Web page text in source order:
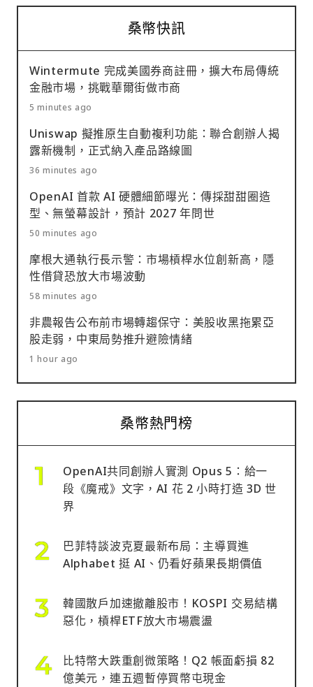
桑幣快訊
Wintermute 完成美國券商註冊，擴大布局傳統
金融市場，挑戰華爾街做市商
5 minutes ago
Uniswap 擬推原生自動複利功能：聯合創辦人揭
露新機制，正式納入產品路線圖
36 minutes ago
OpenAI 首款 AI 硬體細節曝光：傳採甜甜圈造
型、無螢幕設計，預計 2027 年問世
50 minutes ago
摩根大通執行長示警：市場槓桿水位創新高，隱
性借貸恐放大市場波動
58 minutes ago
非農報告公布前市場轉趨保守：美股收黑拖累亞
股走弱，中東局勢推升避險情緒
1 hour ago
桑幣熱門榜
OpenAI共同創辦人實測 Opus 5：給一
段《魔戒》文字，AI 花 2 小時打造 3D 世
界
巴菲特談波克夏最新布局：主導買進
Alphabet 挺 AI、仍看好蘋果長期價值
韓國散戶加速撤離股市！KOSPI 交易結構
惡化，槓桿ETF放大市場震盪
比特幣大跌重創微策略！Q2 帳面虧損 82
億美元，連五週暫停買幣屯現金